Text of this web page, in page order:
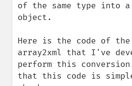
of the same type into a
object.
Here is the code of
array2xml that I've
perform this
that this code is